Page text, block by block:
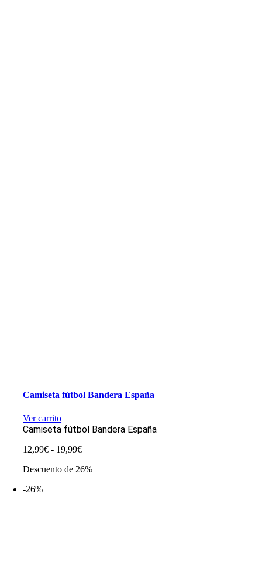
Camiseta fútbol Bandera España
Ver carrito
Camiseta fútbol Bandera España
12,99€ - 19,99€Rango
precios:
Descuento de 26%
-26%